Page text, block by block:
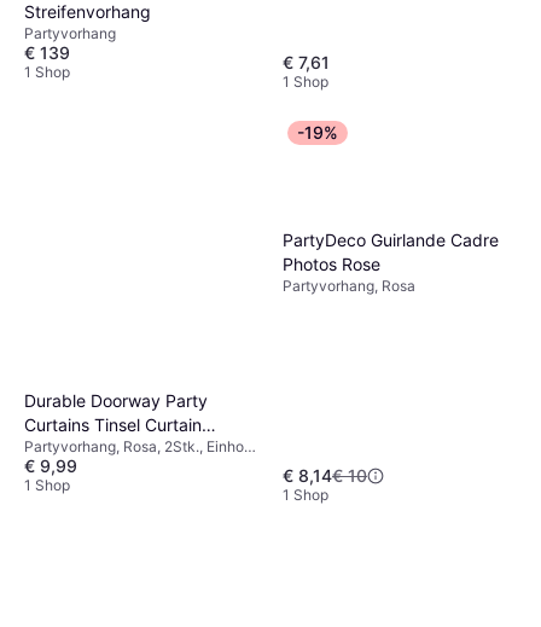
Streifenvorhang
Partyvorhang
€ 139
1 Shop € 7,61
1 Shop
Durable Doorway Party
Curtains Tinsel Curtain
Backdrop Glitter 2pcs
Partyvorhang, Rosa, 2Stk., Einhorn
& Regenbogen, Babyparty,
Junggesellinnenabschied
€ 9,99
1 Shop
-19%
PartyDeco Guirlande Cadre
Photos Rose
Partyvorhang, Rosa
€ 8,14€ 10
1 Shop